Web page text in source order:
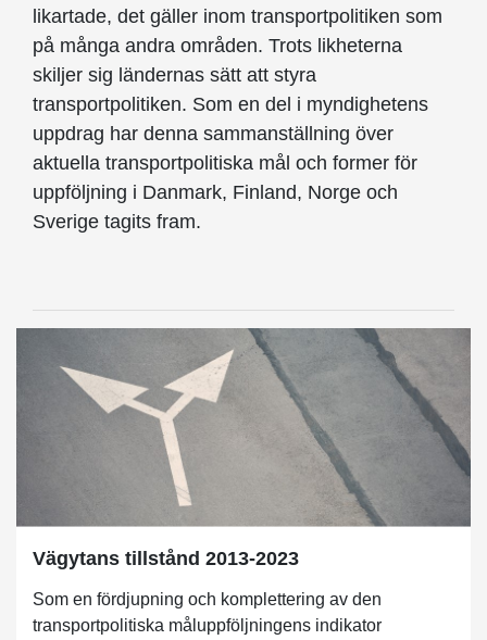
likartade, det gäller inom transportpolitiken som
på många andra områden. Trots likheterna
skiljer sig ländernas sätt att styra
transportpolitiken. Som en del i myndighetens
uppdrag har denna sammanställning över
aktuella transportpolitiska mål och former för
uppföljning i Danmark, Finland, Norge och
Sverige tagits fram.
Vägytans tillstånd 2013-2023
Som en fördjupning och komplettering av den
transportpolitiska måluppföljningens indikator